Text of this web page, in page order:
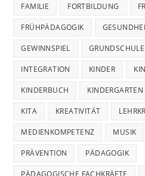
FAMILIE FORTBILDUNG
FRÜHPÄDAGOGIK
GEWINNSPIEL GRUNDSCHULE
INTEGRATION KINDER
KINDERBUCH KINDERGARTEN
KITA KREATIVITÄT
MEDIENKOMPETENZ MUSIK
PRÄVENTION PÄDAGOGIK
PÄDAGOGISCHE FACHKRÄFTE